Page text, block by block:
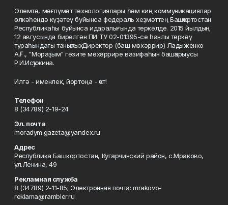
Элемтә, мәғлүмәт технологиялары һәм киң коммуникациялар
өлкәһендә күҙәтеү буйынса федераль хеҙмәттең Башҡортостан
Республикаһы буйынса идаралығында теркәлде. 2015 йылдың
12 авгусында бирелгән ПИ ТУ 02-01395-се һанлы теркәү
тураһындағы таныҡлыҡ. Директор (баш мөхәррир) Ладыженко
А.Ғ., "Мораҙым" гәзите мөхәррире вазифаһын башҡарыусы
Р.И.Исҡужина.
Илгә - именлек, йортоңа - ҡот!
Телефон
8 (34789) 2-19-24
Эл. почта
moradym.gazeta@yandex.ru
Адрес
Республика Башкортостан, Кугарчинский район, с.Мраково,
ул.Ленина, 49
Рекламная служба
8 (34789) 2-11-85; Электронная почта: mrakovo-
reklama@rambler.ru